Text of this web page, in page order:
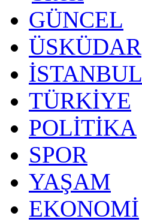
GÜNCEL
ÜSKÜDAR
İSTANBUL
TÜRKİYE
POLİTİKA
SPOR
YAŞAM
EKONOMİ